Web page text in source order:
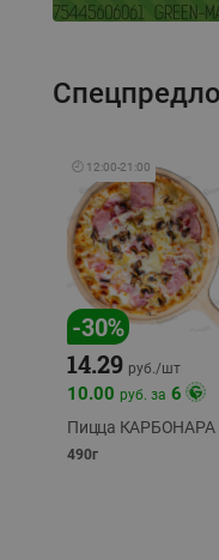
🕘 12:00-21:00
-30%
14.29 руб./шт
10.00 руб. за 6
Пицца КАРБОНАРА
490г